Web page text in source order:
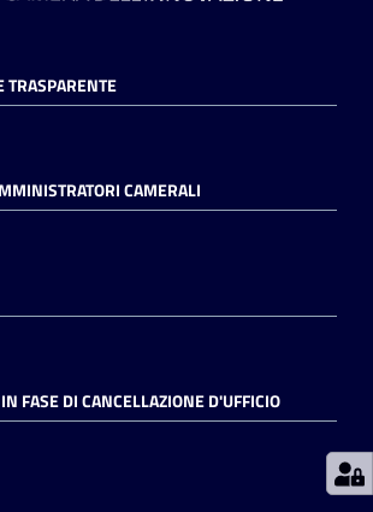
CAMERALI
FASE DI CANCELLAZIONE D'UFFICIO